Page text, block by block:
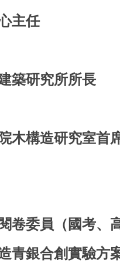
主任
築研究所所長
木構造研究室首
卷委員（國考、
青銀合創實驗方